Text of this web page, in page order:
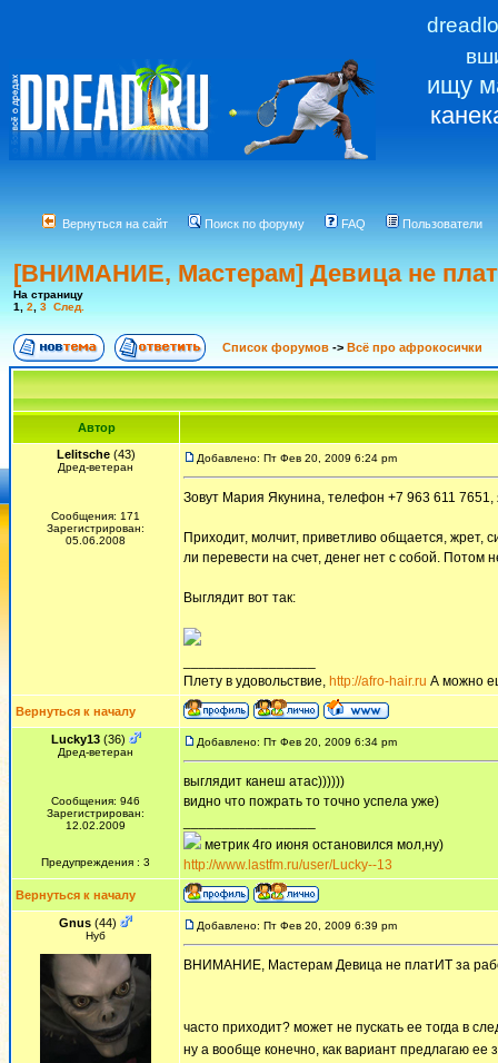
ищу
Вернуться на сайт Поиск по форуму FAQ Пользователи
[ВНИМАНИЕ, Мастерам] Девица не
На страницу
1
2 3 След.
Список форумов -> Всё про афрокосички
Автор
Lelitsche(43)
Дред-ветеран
Сообщения: 171
Зарегистрирован:
05.06.2008
Добавлено: Пт Фев 20, 2009 6:24 pm
Зовут Мария Якунина, телефон +7 963 611
Приходит, молчит, приветливо общается, жрет,
ли перевести на счет, денег нет с собой. Потом
Выглядит вот так:
Плету в удовольствие, http://afro-hair.ru А можно
Вернуться к началу
Lucky13(36)
Дред-ветеран
Сообщения: 946
Зарегистрирован:
12.02.2009
Предупреждения : 3
Добавлено: Пт Фев 20, 2009 6:34 pm
выглядит канеш атас))))))
видно что пожрать то точно успела уже)
метрик 4го июня остановился мол,ну)
http://www.lastfm.ru/user/Lucky--13
Вернуться к началу
Gnus (44)
Нуб
Добавлено: Пт Фев 20, 2009 6:39 pm
ВНИМАНИЕ, Мастерам Девица не платИТ за
часто приходит? может не пускать ее тогда в
ну а вообще конечно, как вариант предлагаю ее